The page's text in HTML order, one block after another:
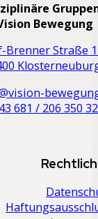
Bewegung
Brenner Straße
681 / 206 350 32